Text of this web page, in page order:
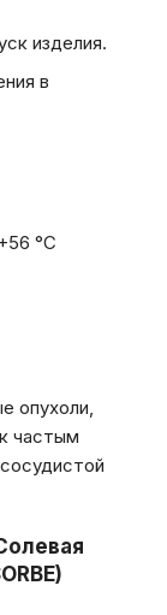
изделия.
в
°C
опухоли,
частым